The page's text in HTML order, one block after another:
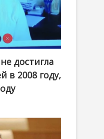
достигла
в 2008 году,